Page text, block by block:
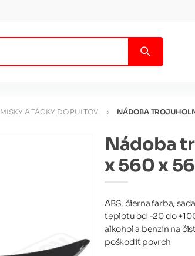
MISKY A TÁCKY DO PULTOV NÁDOBA
Nádoba
x 560 x
ABS, čierna farba,
teplotu od -20 do
alkohol a benzín na
poškodiť povrch